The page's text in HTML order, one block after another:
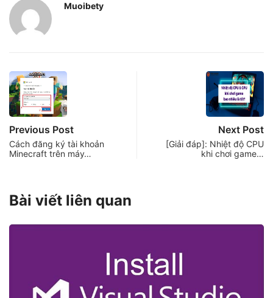
Muoibety
Previous Post
Cách đăng ký tài khoản
Minecraft trên máy…
Next Post
[Giải đáp]: Nhiệt độ CPU
khi chơi game…
Bài viết liên quan